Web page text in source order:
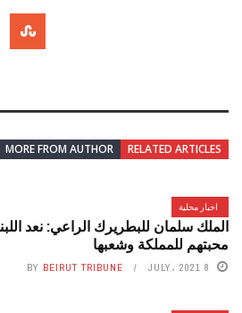
RELATED ARTICLES
MORE FROM AUTHOR
اخبار محلية
الملك سلمان للبطريرك الراعي: نعد
محبتهم للمملكة وشعبها
8 JULY، 2021 BY BEIRUT TRIBUNE